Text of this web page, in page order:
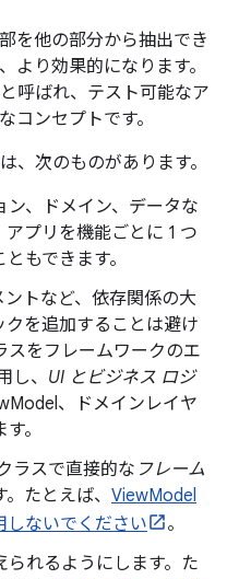
を他の部分から抽出でき
より効果的になります。
呼ばれ、テスト可能なア
コンセプトです。
、次のものがあります。
、ドメイン、データな
アプリを機能ごとに 1 つ
もできます。
トなど、依存関係の大
クを追加することは避け
スをフレームワークのエ
、 UI とビジネス ロジ
、ドメインレイヤ
。
ラスで直接的な フレーム
たとえば、 ViewModel
ないでください
。
られるようにします。た